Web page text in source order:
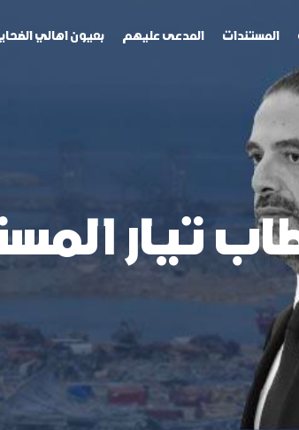
المستندات المدعى عليهم بعيون اهالي الضحايا
تيار